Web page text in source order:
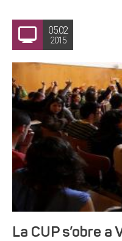
05.02
2015
La CUP s’obre